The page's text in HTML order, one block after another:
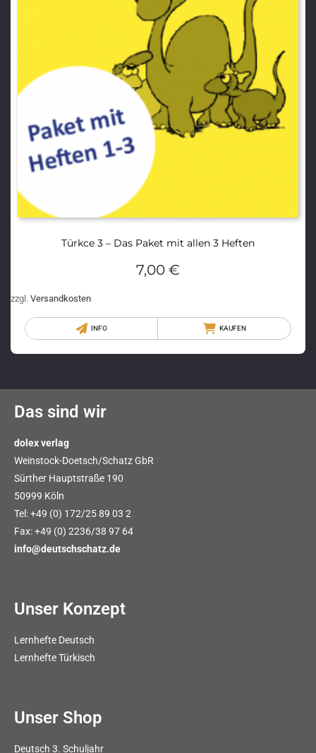
Türkce 3 – Das Paket mit allen 3 Heften
7,00 €
zzgl. Versandkosten
INFO KAUFEN
Das sind wir
dolex verlag
Weinstock-Doetsch/Schatz GbR
Sürther Hauptstraße 190
50999 Köln
Tel: +49 (0) 172/25 89 03 2
Fax: +49 (0) 2236/38 97 64
info@deutschschatz.de
Unser Konzept
Lernhefte Deutsch
Lernhefte Türkisch
Unser Shop
Deutsch 3. Schuljahr